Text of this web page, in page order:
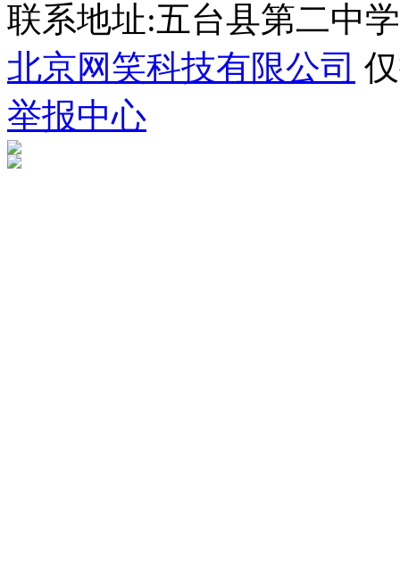
联系地址:五台县第二中
北京网笑科技有限公司
举报中心